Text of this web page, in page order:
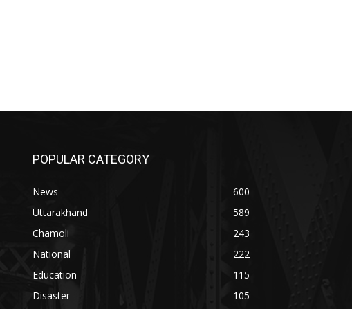
POPULAR CATEGORY
News
600
Uttarakhand
589
Chamoli
243
National
222
Education
115
Disaster
105